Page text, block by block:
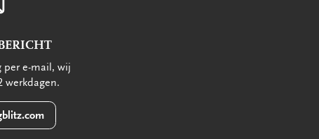
per e-mail, wij
werkdagen.